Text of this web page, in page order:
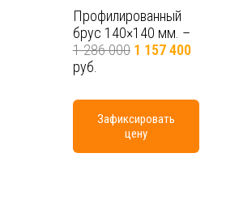
Профилированный
брус 140×140 мм. –
1 286 000 1 157 400
руб.
Зафиксировать
цену